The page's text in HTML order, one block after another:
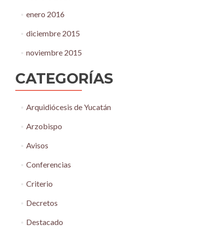
enero 2016
diciembre 2015
noviembre 2015
CATEGORÍAS
Arquidiócesis de Yucatán
Arzobispo
Avisos
Conferencias
Criterio
Decretos
Destacado